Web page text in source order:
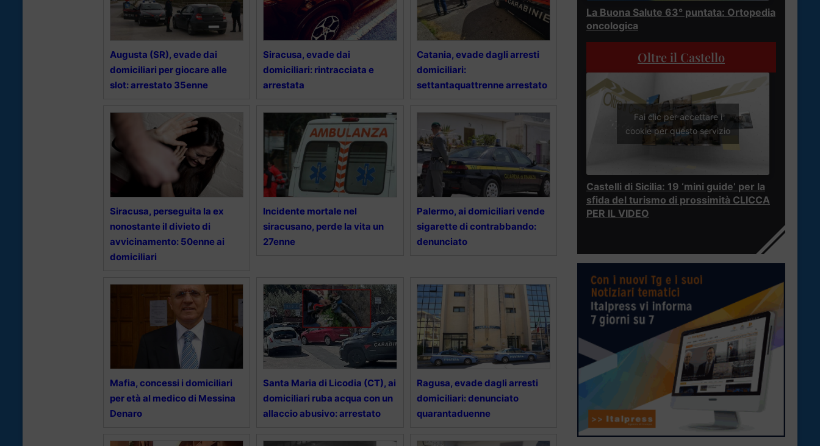
Augusta (SR), evade dai
domiciliari per giocare alle
slot: arrestato 35enne
Siracusa, evade dai
domiciliari: rintracciata e
arrestata
Catania, evade dagli arresti
domiciliari:
settantaquattrenne arrestato
Siracusa, perseguita la ex
nonostante il divieto di
avvicinamento: 50enne ai
domiciliari
Incidente mortale nel
siracusano, perde la vita un
27enne
Palermo, ai domiciliari vende
sigarette di contrabbando:
denunciato
Mafia, concessi i domiciliari
per età al medico di Messina
Denaro
Santa Maria di Licodia (CT), ai
domiciliari ruba acqua con un
allaccio abusivo: arrestato
Ragusa, evade dagli arresti
domiciliari: denunciato
quarantaduenne
La Buona Salute 63° puntata: Ortopedia
oncologica
Oltre il Castello
Fai clic per accettare i
cookie per questo servizio
Castelli di Sicilia: 19 ‘mini guide’ per la
sfida del turismo di prossimità CLICCA
PER IL VIDEO